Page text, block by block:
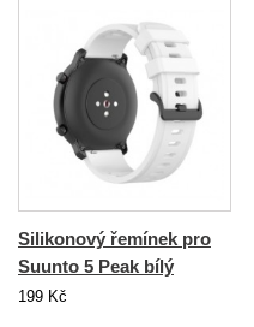
Silikonový řemínek pro
Suunto 5 Peak bílý
199 Kč